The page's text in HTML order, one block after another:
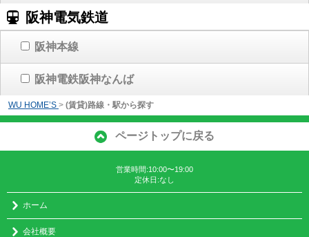
阪神電気鉄道
阪神本線
阪神電鉄阪神なんば
WU HOME’S > (賃貸)路線・駅から探す
ページトップに戻る
営業時間:10:00〜19:00
定休日:なし
ホーム
会社概要